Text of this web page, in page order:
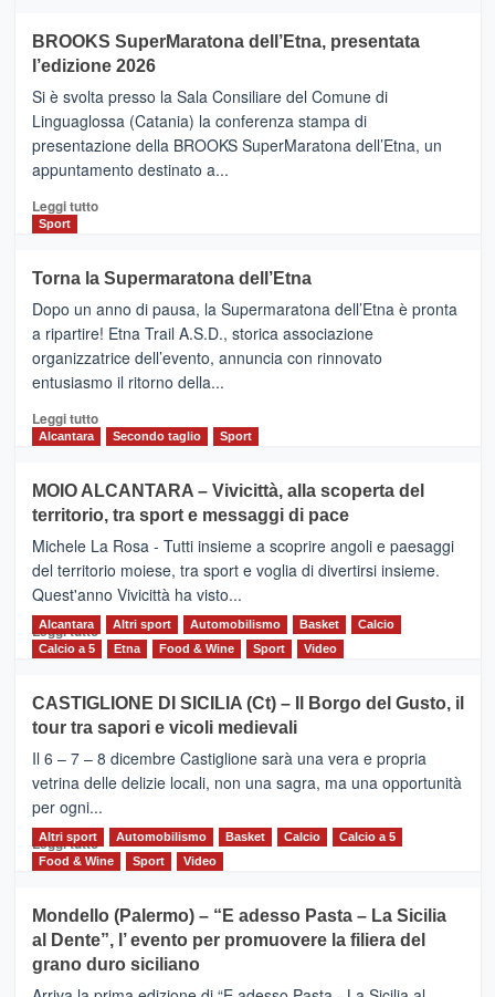
con
la
Al
via
i
collegamenti
BROOKS SuperMaratona dell’Etna, presentata
l’edizione 2026
Si è svolta presso la Sala Consiliare del Comune di
Linguaglossa (Catania) la conferenza stampa di
presentazione della BROOKS SuperMaratona dell’Etna, un
appuntamento destinato a...
Leggi tuttoLeggi
BROOKS
SuperMaratona
dell’Etna,
presentata
l’edizione
2026
Sport
Torna la Supermaratona dell’Etna
Dopo un anno di pausa, la Supermaratona dell’Etna è pronta
a ripartire! Etna Trail A.S.D., storica associazione
organizzatrice dell’evento, annuncia con rinnovato
entusiasmo il ritorno della...
Leggi tuttoLeggi
Torna
la
Supermaratona
dell’Etna
Alcantara Secondo taglio Sport
MOIO ALCANTARA – Vivicittà, alla scoperta del
territorio, tra sport e messaggi di pace
Michele La Rosa - Tutti insieme a scoprire angoli e paesaggi
del territorio moiese, tra sport e voglia di divertirsi insieme.
Quest'anno Vivicittà ha visto...
Leggi tutto Leggi
MOIO
ALCANTARA
–
Vivicittà,
alla
scoperta
del
territorio,
e
messaggi
di
Alcantara Altri sport Automobilismo Basket
Calcio
Calcio a 5
Etna Food & Wine Sport Video
CASTIGLIONE DI SICILIA (Ct) – Il Borgo del Gusto, il
tour tra sapori e vicoli medievali
Il 6 – 7 – 8 dicembre Castiglione sarà una vera e propria
vetrina delle delizie locali, non una sagra, ma una opportunità
per ogni...
Leggi tuttoLeggi
di
CASTIGLIONE
DI
SICILIA
(Ct)
Altri sport Automobilismo Basket Calcio
Calcio a 5
Food & Wine
Sport Video
Mondello (Palermo) – “E adesso Pasta – La Sicilia
al Dente”, l’ evento per promuovere la filiera del
grano duro siciliano